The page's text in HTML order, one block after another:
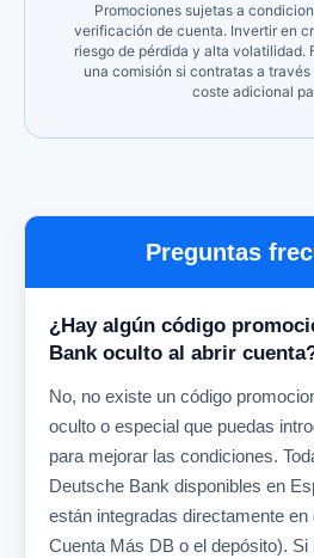
Promociones sujetas a
verificación de cuenta. Invertir en
riesgo de pérdida y alta volatilidad.
una comisión si contratas a
coste adicional
Preguntas
¿Hay algún código
Bank oculto al abrir
No, no existe un código
oculto o especial que puedas
para mejorar las condiciones.
Deutsche Bank disponibles en
están integradas directamente
Cuenta Más DB o el depósito).